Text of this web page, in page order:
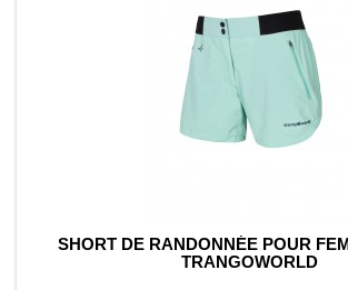
SHORT DE RANDONNÉE POUR
TRANGOWORLD